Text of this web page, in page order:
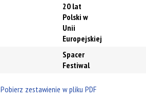
20 lat
Polski w
Unii
Europejskiej
Spacer
Festiwal
Pobierz zestawienie w pliku PDF